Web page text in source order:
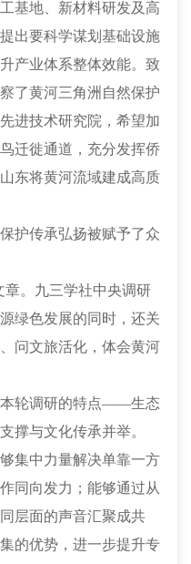
基地、新材料研发及高
出要科学谋划基础设施
产业体系整体效能。致
了黄河三角洲自然保护
进技术研究院，希望加
迁徙通道，充分发挥侨
东将黄河流域建成高质
护传承弘扬被赋予了众
章。九三学社中央调研
绿色发展的同时，还关
问文旅活化，体会黄河
轮调研的特点——生态
撑与文化传承并举。
集中力量解决单靠一方
同向发力；能够通过从
层面的声音汇聚成共
的优势，进一步提升专